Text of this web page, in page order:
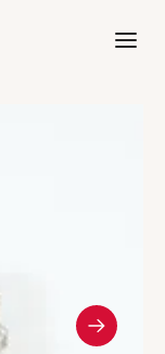
de Crédit Municipal